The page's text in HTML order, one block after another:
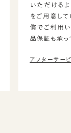
いただける
をご用意し
償でご利用
品保証も承っ
アフターサー